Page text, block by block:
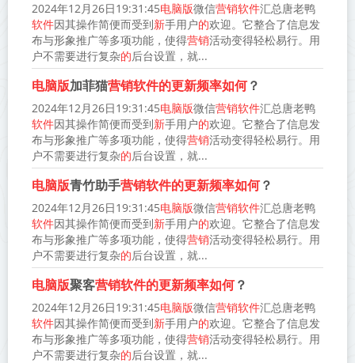
2024年12月26日19:31:45电脑版微信营销软件汇总唐老鸭
软件因其操作简便而受到新手用户的欢迎。它整合了信息发
布与形象推广等多项功能，使得营销活动变得轻松易行。用
户不需要进行复杂的后台设置，就...
电脑版加菲猫营销软件的更新频率如何？
2024年12月26日19:31:45电脑版微信营销软件汇总唐老鸭
软件因其操作简便而受到新手用户的欢迎。它整合了信息发
布与形象推广等多项功能，使得营销活动变得轻松易行。用
户不需要进行复杂的后台设置，就...
电脑版青竹助手营销软件的更新频率如何？
2024年12月26日19:31:45电脑版微信营销软件汇总唐老鸭
软件因其操作简便而受到新手用户的欢迎。它整合了信息发
布与形象推广等多项功能，使得营销活动变得轻松易行。用
户不需要进行复杂的后台设置，就...
电脑版聚客营销软件的更新频率如何？
2024年12月26日19:31:45电脑版微信营销软件汇总唐老鸭
软件因其操作简便而受到新手用户的欢迎。它整合了信息发
布与形象推广等多项功能，使得营销活动变得轻松易行。用
户不需要进行复杂的后台设置，就...